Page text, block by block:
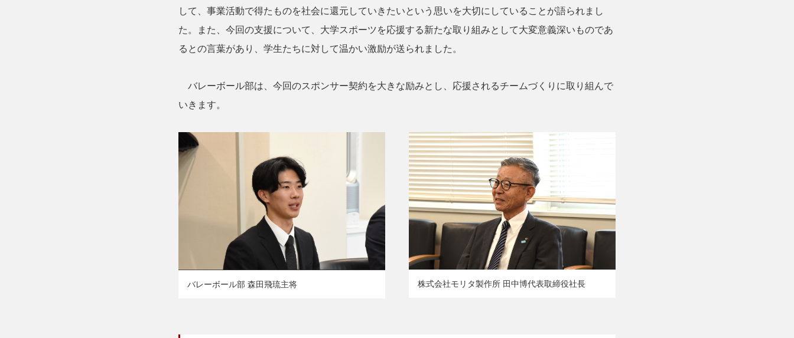
して、事業活動で得たものを社会に還元していきたいという思いを大切にしていることが語られまし
た。また、今回の支援について、大学スポーツを応援する新たな取り組みとして大変意義深いものであ
るとの言葉があり、学生たちに対して温かい激励が送られました。
バレーボール部は、今回のスポンサー契約を大きな励みとし、応援されるチームづくりに取り組んで
いきます。
バレーボール部 森田飛琉主将 株式会社モリタ製作所 田中博代表取締役社長